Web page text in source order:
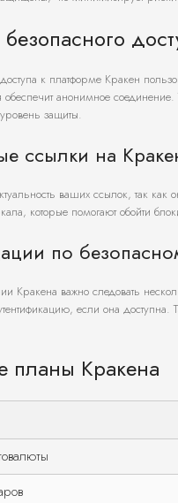
к платформе Кракен
обеспечит анонимное
защиты.
ссылки на
ваших ссылок, так
которые помогают обойти
по
Кракена важно следовать
если она
планы Кракена